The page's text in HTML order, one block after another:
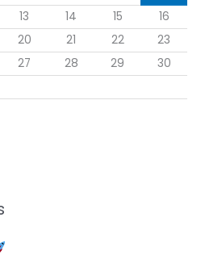
13 14 15
16
20 21 22
23
27 28 29
30